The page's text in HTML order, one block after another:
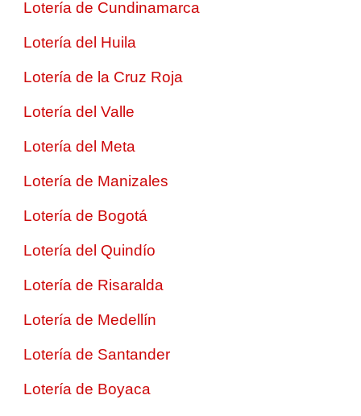
Lotería de Cundinamarca
Lotería del Huila
Lotería de la Cruz Roja
Lotería del Valle
Lotería del Meta
Lotería de Manizales
Lotería de Bogotá
Lotería del Quindío
Lotería de Risaralda
Lotería de Medellín
Lotería de Santander
Lotería de Boyaca